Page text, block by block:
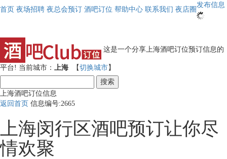
首页 夜场招聘 夜总会预订 酒吧订位 帮助中心 联系我们 夜店圈
发布信息
这是一个分享上海酒吧订位预订信息的
平台! 当前城市： 上海 【切换城市】
搜索
上海酒吧订位信息
返回首页 信息编号:2665
上海闵行区酒吧预订让你尽
情欢聚